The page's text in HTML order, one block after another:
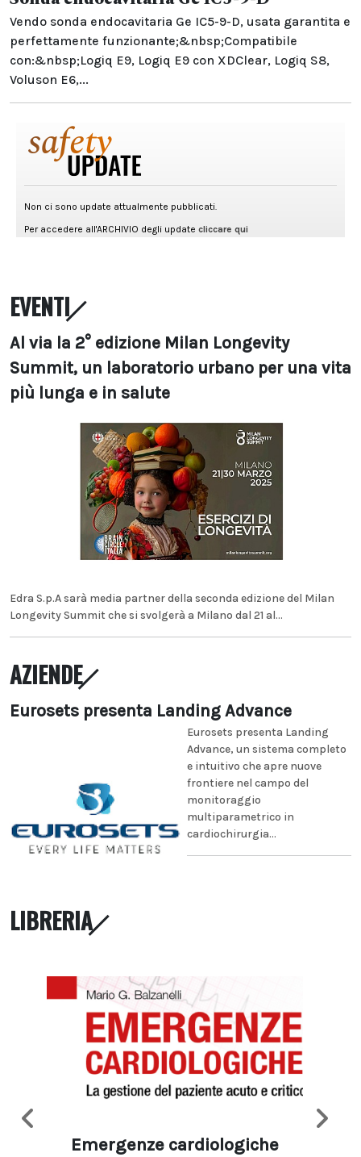
Vendo sonda endocavitaria Ge IC5-9-D, usata garantita e
perfettamente funzionante;&nbsp;Compatibile
con:&nbsp;Logiq E9, Logiq E9 con XDClear, Logiq S8,
Voluson E6,...
EVENTI
Al via la 2° edizione Milan Longevity
Summit, un laboratorio urbano per una vita
più lunga e in salute
Edra S.p.A sarà media partner della seconda edizione del Milan
Longevity Summit che si svolgerà a Milano dal 21 al...
AZIENDE
Eurosets presenta Landing Advance
Eurosets presenta Landing
Advance, un sistema completo
e intuitivo che apre nuove
frontiere nel campo del
monitoraggio
multiparametrico in
cardiochirurgia...
LIBRERIA
Emergenze cardiologiche